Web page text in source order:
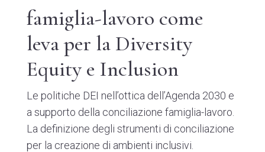
famiglia-lavoro come
leva per la Diversity
Equity e Inclusion
Le politiche DEI nell’ottica dell’Agenda 2030 e
a supporto della conciliazione famiglia-lavoro.
La definizione degli strumenti di conciliazione
per la creazione di ambienti inclusivi.